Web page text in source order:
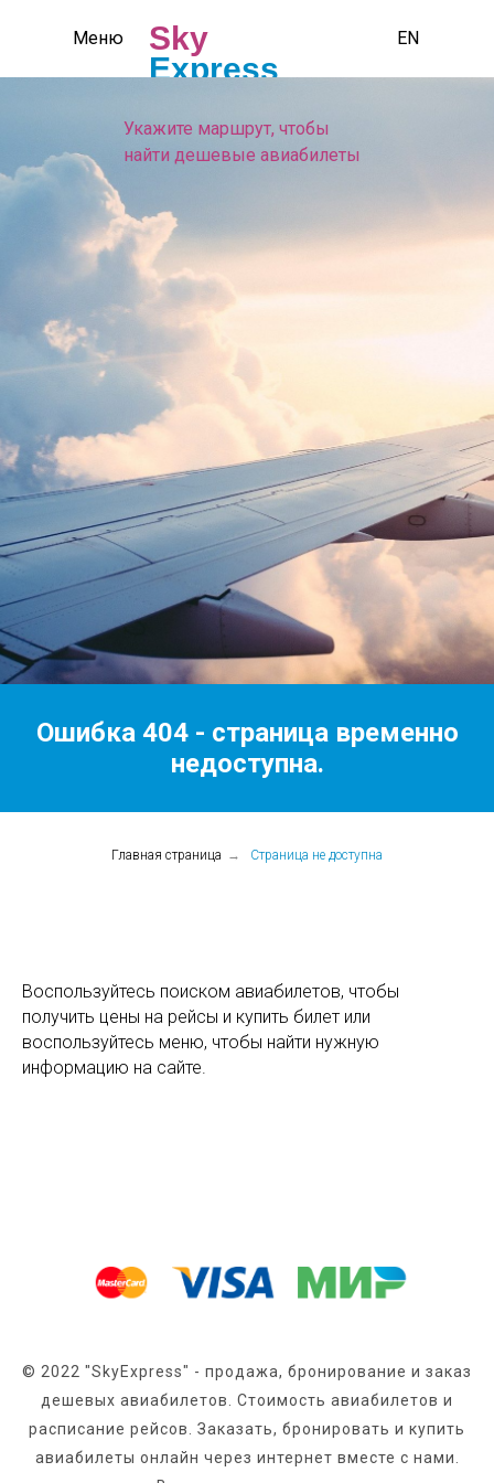
Меню EN
Sky
Express
Укажите маршрут, чтобы
найти дешевые авиабилеты
Ошибка 404 - страница временно
недоступна.
Главная страница → Страница не доступна
Воспользуйтесь поиском авиабилетов, чтобы
получить цены на рейсы и купить билет или
воспользуйтесь меню, чтобы найти нужную
информацию на сайте.
© 2022 "SkyExpress" - продажа, бронирование и заказ
дешевых авиабилетов. Стоимость авиабилетов и
расписание рейсов. Заказать, бронировать и купить
авиабилеты онлайн через интернет вместе с нами.